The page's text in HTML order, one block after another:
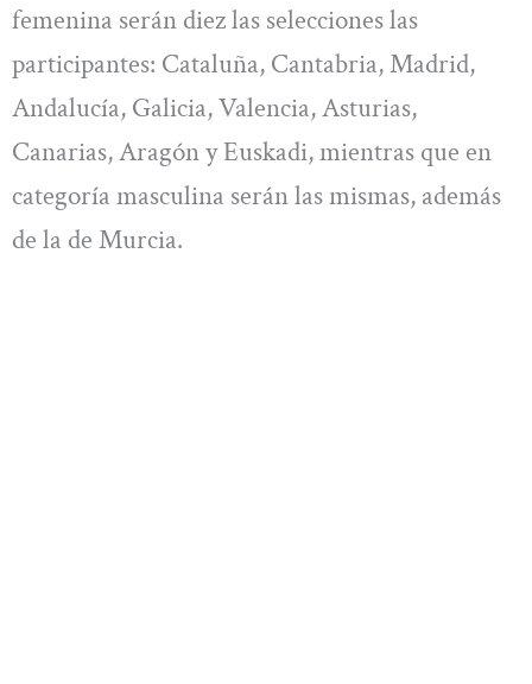
femenina serán diez las selecciones las
participantes: Cataluña, Cantabria, Madrid,
Andalucía, Galicia, Valencia, Asturias,
Canarias, Aragón y Euskadi, mientras que en
categoría masculina serán las mismas, además
de la de Murcia.